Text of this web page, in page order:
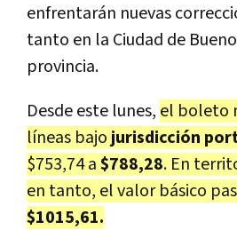
enfrentarán nuevas
tanto en la Ciudad de
provincia.
Desde este lunes, el boleto
líneas bajo jurisdicción
$753,74 a$788,28. En
en tanto, el valor básico
$1015,61.